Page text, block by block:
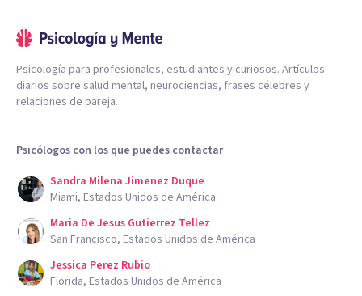
Psicología para profesionales, estudiantes y curiosos. Artículos
diarios sobre salud mental, neurociencias, frases célebres y
relaciones de pareja.
Psicólogos con los que puedes contactar
Sandra Milena Jimenez Duque
Miami, Estados Unidos de América
Maria De Jesus Gutierrez Tellez
San Francisco, Estados Unidos de América
Jessica Perez Rubio
Florida, Estados Unidos de América